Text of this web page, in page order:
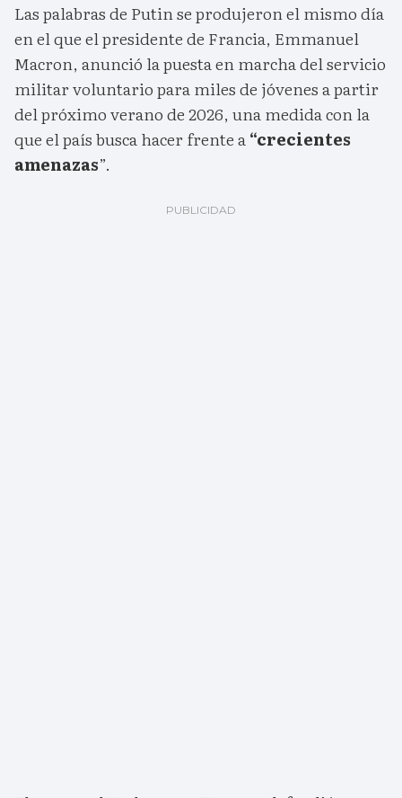
Las palabras de Putin se produjeron el mismo día
en el que el presidente de Francia, Emmanuel
Macron, anunció la puesta en marcha del servicio
militar voluntario para miles de jóvenes a partir
del próximo verano de 2026, una medida con la
que el país busca hacer frente a“crecientes
amenazas”.